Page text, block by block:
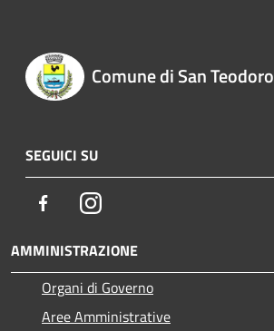
Comune di San Teodoro
SEGUICI SU
FacebookInstagram
AMMINISTRAZIONE
Organi di Governo
Aree Amministrative